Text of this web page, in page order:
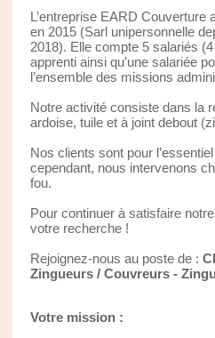
L’entreprise EARD
en 2015 (Sarl unipersonnelle
2018). Elle compte 5 salariés
apprenti ainsi qu’une salariée
l’ensemble des missions
Notre activité consiste dans la
ardoise, tuile et à joint debout
Nos clients sont pour
cependant, nous intervenons
fou.
Pour continuer à satisfaire
votre recherche !
Rejoignez-nous au poste de :
Zingueurs / Couvreurs -
Votre mission :